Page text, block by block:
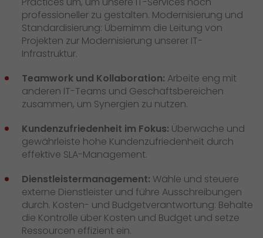
professioneller zu gestalten. Modernisierung und
Standardisierung: Übernimm die Leitung von
Projekten zur Modernisierung unserer IT-
Infrastruktur.
Teamwork und Kollaboration: Arbeite eng mit
anderen IT-Teams und Geschäftsbereichen
zusammen, um Synergien zu nutzen.
Kundenzufriedenheit im Fokus: Überwache und
gewährleiste hohe Kundenzufriedenheit durch
effektive SLA-Management.
Dienstleistermanagement: Wähle und steuere
externe Dienstleister und führe Ausschreibungen
durch. Kosten- und Budgetverantwortung: Behalte
die Kontrolle über Kosten und Budget und setze
Ressourcen effizient ein.